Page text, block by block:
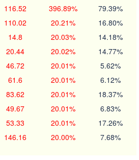
116.52 396.89% 79.39%
110.02 20.21% 16.80%
14.8 20.03% 14.18%
20.44 20.02% 14.77%
46.72 20.01% 5.62%
61.6 20.01% 6.12%
83.62 20.01% 18.37%
49.67 20.01% 6.83%
53.33 20.01% 17.26%
146.16 20.00% 7.68%